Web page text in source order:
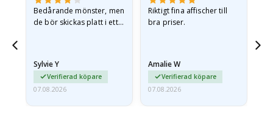
Bedårande mönster, men
de bör skickas platt i ett
Sylvie Y
Verifierad köpare
07.08.2026
Riktigt fina affischer till
bra priser.
Amalie W
Verifierad köpare
07.08.2026